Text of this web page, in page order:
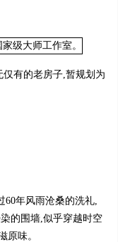
老房子,暂规划为
年风雨沧桑的洗礼,
的围墙,似乎穿越时空
原味。